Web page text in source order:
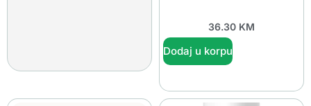
36.30 KM
Dodaj u korpu